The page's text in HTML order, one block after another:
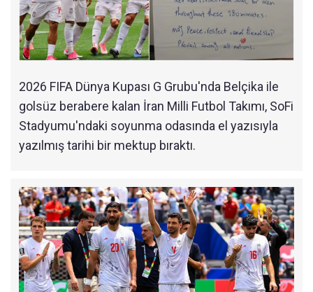
2026 FIFA Dünya Kupası G Grubu'nda Belçika ile
golsüz berabere kalan İran Milli Futbol Takımı, SoFi
Stadyumu'ndaki soyunma odasında el yazısıyla
yazılmış tarihi bir mektup bıraktı.